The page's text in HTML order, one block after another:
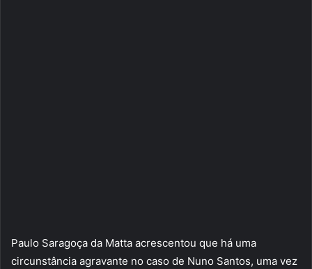
Paulo Saragoça da Matta acrescentou que há uma
circunstância agravante no caso de Nuno Santos, uma vez